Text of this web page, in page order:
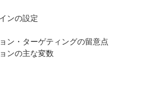
ンの設定
ン・ターゲティングの留意点
ンの主な変数